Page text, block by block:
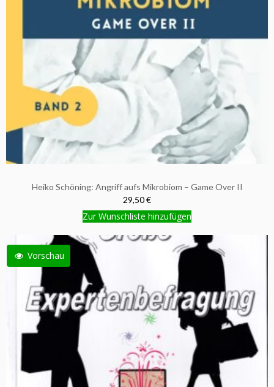
Heiko Schöning: Angriff aufs Mikrobiom – Game Over II
29,50 €
Zur Wunschliste hinzufügen
Vorschau